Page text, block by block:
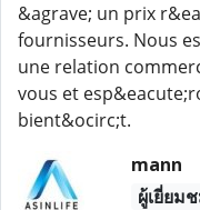
&agrave; un prix
fournisseurs. Nous
une relation
vous et
bient&ocirc;t.
mann
ผู้เยี่ยม